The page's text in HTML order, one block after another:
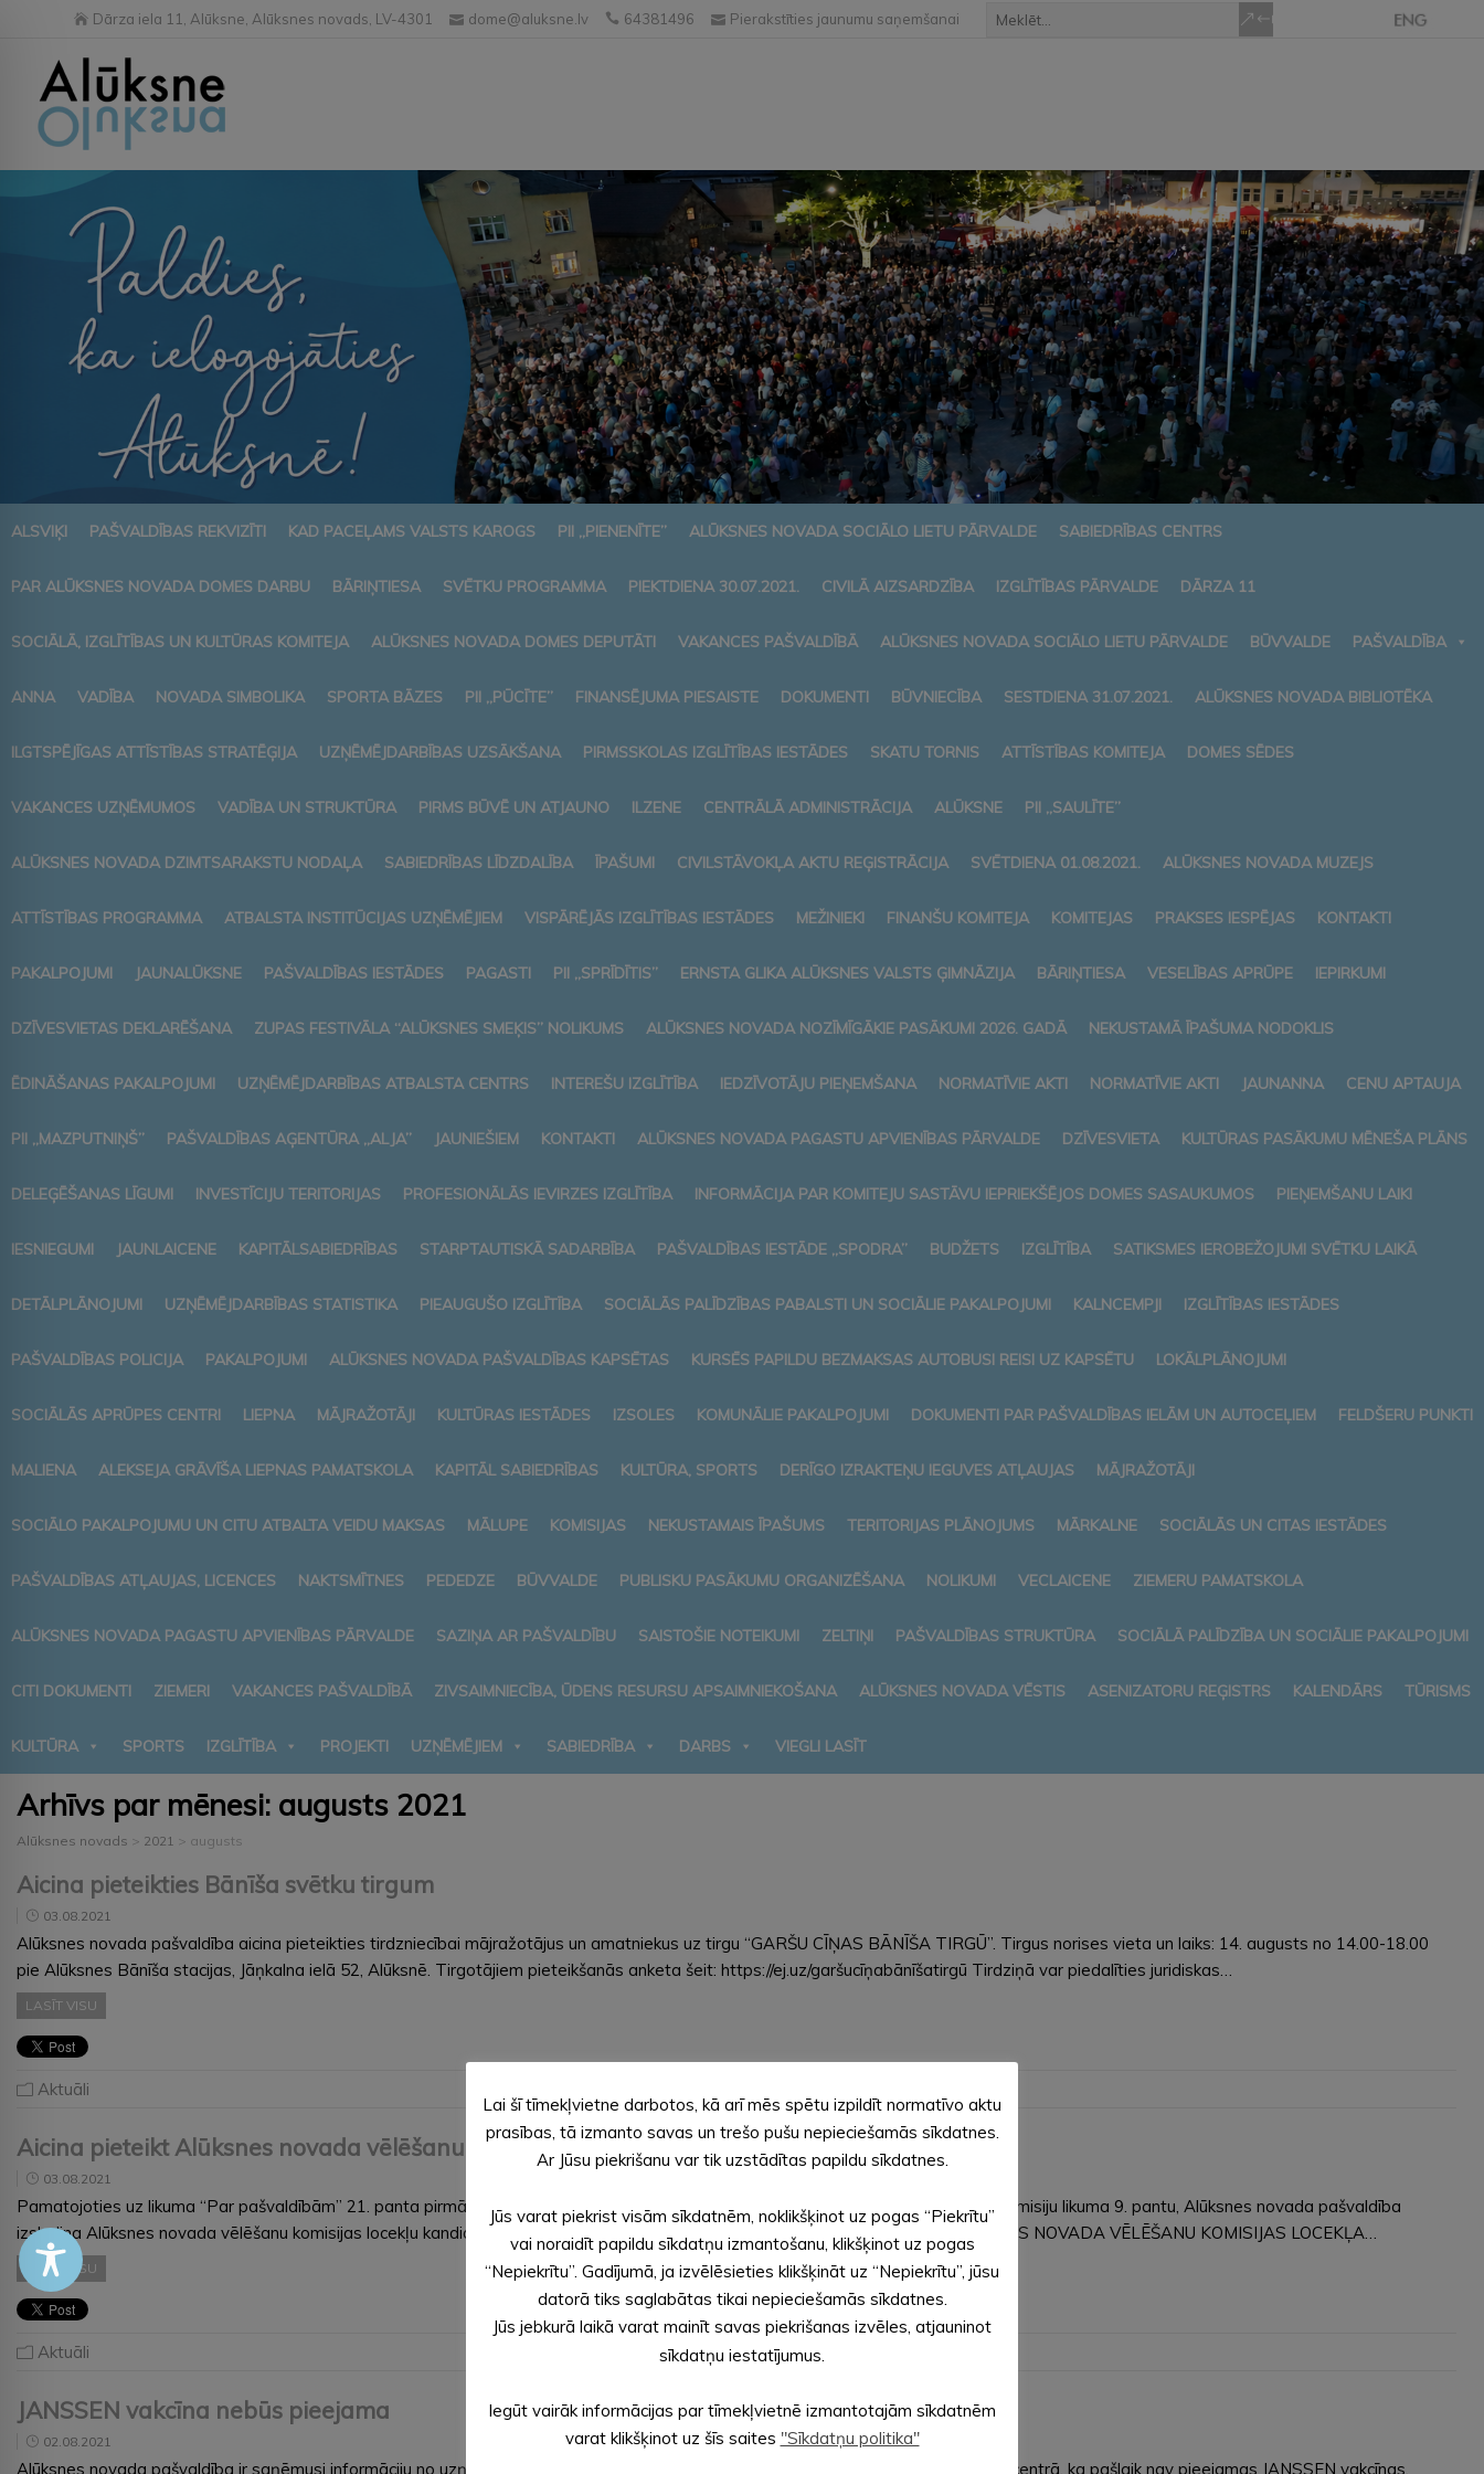
Dārza iela 11, Alūksne, Alūksnes novads, LV-4301 dome@aluksne.lv 64381496 Pierakstīties jaunumu saņemšanai
ALSVIĶI PAŠVALDĪBAS REKVIZĪTI KAD PACEĻAMS VALSTS KAROGS PII „PIENENĪTE” ALŪKSNES NOVADA SOCIĀLO LIETU PĀRVALDE SABIEDRĪBAS CENTRS
PAR ALŪKSNES NOVADA DOMES DARBU BĀRIŅTIESA SVĒTKU PROGRAMMA PIEKTDIENA 30.07.2021. CIVILĀ AIZSARDZĪBA IZGLĪTĪBAS PĀRVALDE DĀRZA 11
SOCIĀLĀ, IZGLĪTĪBAS UN KULTŪRAS KOMITEJA ALŪKSNES NOVADA DOMES DEPUTĀTI VAKANCES PAŠVALDĪBĀ ALŪKSNES NOVADA SOCIĀLO LIETU PĀRVALDE BŪVVALDE PAŠVALDĪBA
ANNA VADĪBA NOVADA SIMBOLIKA SPORTA BĀZES PII „PŪCĪTE” FINANSĒJUMA PIESAISTE DOKUMENTI BŪVNIECĪBA SESTDIENA 31.07.2021. ALŪKSNES NOVADA BIBLIOTĒKA
ILGTSPĒJĪGAS ATTĪSTĪBAS STRATĒĢIJA UZŅĒMĒJDARBĪBAS UZSĀKŠANA PIRMSSKOLAS IZGLĪTĪBAS IESTĀDES SKATU TORNIS ATTĪSTĪBAS KOMITEJA DOMES SĒDES
VAKANCES UZŅĒMUMOS VADĪBA UN STRUKTŪRA PIRMS BŪVĒ UN ATJAUNO ILZENE CENTRĀLĀ ADMINISTRĀCIJA ALŪKSNE PII „SAULĪTE”
ALŪKSNES NOVADA DZIMTSARAKSTU NODAĻA SABIEDRĪBAS LĪDZDALĪBA ĪPAŠUMI CIVILSTĀVOKĻA AKTU REĢISTRĀCIJA SVĒTDIENA 01.08.2021. ALŪKSNES NOVADA MUZEJS
ATTĪSTĪBAS PROGRAMMA ATBALSTA INSTITŪCIJAS UZŅĒMĒJIEM VISPĀRĒJĀS IZGLĪTĪBAS IESTĀDES MEŽINIEKI FINANŠU KOMITEJA KOMITEJAS PRAKSES IESPĒJAS KONTAKTI
PAKALPOJUMI JAUNALŪKSNE PAŠVALDĪBAS IESTĀDES PAGASTI PII „SPRĪDĪTIS” ERNSTA GLIKA ALŪKSNES VALSTS ĢIMNĀZIJA BĀRIŅTIESA VESELĪBAS APRŪPE IEPIRKUMI
DZĪVESVIETAS DEKLARĒŠANA ZUPAS FESTIVĀLA “ALŪKSNES SMEĶIS” NOLIKUMS ALŪKSNES NOVADA NOZĪMĪGĀKIE PASĀKUMI 2026. GADĀ NEKUSTAMĀ ĪPAŠUMA NODOKLIS
ĒDINĀŠANAS PAKALPOJUMI UZŅĒMĒJDARBĪBAS ATBALSTA CENTRS INTEREŠU IZGLĪTĪBA IEDZĪVOTĀJU PIEŅEMŠANA NORMATĪVIE AKTI NORMATĪVIE AKTI JAUNANNA CENU APTAUJA
PII „MAZPUTNIŅŠ” PAŠVALDĪBAS AĢENTŪRA „ALJA” JAUNIEŠIEM KONTAKTI ALŪKSNES NOVADA PAGASTU APVIENĪBAS PĀRVALDE DZĪVESVIETA KULTŪRAS PASĀKUMU MĒNEŠA PLĀNS
DELEĢĒŠANAS LĪGUMI INVESTĪCIJU TERITORIJAS PROFESIONĀLĀS IEVIRZES IZGLĪTĪBA INFORMĀCIJA PAR KOMITEJU SASTĀVU IEPRIEKŠĒJOS DOMES SASAUKUMOS PIEŅEMŠANU LAIKI
IESNIEGUMI JAUNLAICENE KAPITĀLSABIEDRĪBAS STARPTAUTISKĀ SADARBĪBA PAŠVALDĪBAS IESTĀDE „SPODRA” BUDŽETS IZGLĪTĪBA SATIKSMES IEROBEŽOJUMI SVĒTKU LAIKĀ
DETĀLPLĀNOJUMI UZŅĒMĒJDARBĪBAS STATISTIKA PIEAUGUŠO IZGLĪTĪBA SOCIĀLĀS PALĪDZĪBAS PABALSTI UN SOCIĀLIE PAKALPOJUMI KALNCEMPJI IZGLĪTĪBAS IESTĀDES
PAŠVALDĪBAS POLICIJA PAKALPOJUMI ALŪKSNES NOVADA PAŠVALDĪBAS KAPSĒTAS KURSĒS PAPILDU BEZMAKSAS AUTOBUSI REISI UZ KAPSĒTU LOKĀLPLĀNOJUMI
SOCIĀLĀS APRŪPES CENTRI LIEPNA MĀJRAŽOTĀJI KULTŪRAS IESTĀDES IZSOLES KOMUNĀLIE PAKALPOJUMI DOKUMENTI PAR PAŠVALDĪBAS IELĀM UN AUTOCEĻIEM FELDŠERU PUNKTI
MALIENA ALEKSEJA GRĀVĪŠA LIEPNAS PAMATSKOLA KAPITĀL SABIEDRĪBAS KULTŪRA, SPORTS DERĪGO IZRAKTEŅU IEGUVES ATĻAUJAS MĀJRAŽOTĀJI
SOCIĀLO PAKALPOJUMU UN CITU ATBALTA VEIDU MAKSAS MĀLUPE KOMISIJAS NEKUSTAMAIS ĪPAŠUMS TERITORIJAS PLĀNOJUMS MĀRKALNE SOCIĀLĀS UN CITAS IESTĀDES
PAŠVALDĪBAS ATĻAUJAS, LICENCES NAKTSMĪTNES PEDEDZE BŪVVALDE PUBLISKU PASĀKUMU ORGANIZĒŠANA NOLIKUMI VECLAICENE ZIEMERU PAMATSKOLA
ALŪKSNES NOVADA PAGASTU APVIENĪBAS PĀRVALDE SAZIŅA AR PAŠVALDĪBU SAISTOŠIE NOTEIKUMI ZELTIŅI PAŠVALDĪBAS STRUKTŪRA SOCIĀLĀ PALĪDZĪBA UN SOCIĀLIE PAKALPOJUMI
CITI DOKUMENTI ZIEMERI VAKANCES PAŠVALDĪBĀ ZIVSAIMNIECĪBA, ŪDENS RESURSU APSAIMNIEKOŠANA ALŪKSNES NOVADA VĒSTIS ASENIZATORU REĢISTRS KALENDĀRS TŪRISMS
KULTŪRA SPORTS IZGLĪTĪBA PROJEKTI UZŅĒMĒJIEM SABIEDRĪBA DARBS VIEGLI LASĪT
Arhīvs par mēnesi: augusts 2021
Alūksnes novads > 2021 > augusts
Aicina pieteikties Bānīša svētku tirgum
03.08.2021
Alūksnes novada pašvaldība aicina pieteikties tirdzniecībai mājražotājus un amatniekus uz tirgu “GARŠU CĪŅAS BĀNĪŠA TIRGŪ”. Tirgus norises vieta un laiks: 14. augusts no 14.00-18.00
pie Alūksnes Bānīša stacijas, Jāņkalna ielā 52, Alūksnē. Tirgotājiem pieteikšanās anketa šeit: https://ej.uz/garšucīņabānīšatirgū Tirdziņā var piedalīties juridiskas…
LASĪT VISU
Aktuāli
Aicina pieteikt Alūksnes novada vēlēšanu komisijas locekļu kandidātus
03.08.2021
Pamatojoties uz likuma “Par pašvaldībām” 21. panta pirmās daļas 27.punktu, Pašvaldības vēlēšanu komisiju un vēlēšanu iecirkņu komisiju likuma 9. pantu, Alūksnes novada pašvaldība
izsludina Alūksnes novada vēlēšanu komisijas locekļu kandidātu pieteikšanas termiņu no 2021. gada 2. līdz 18. augustam. ALŪKSNES NOVADA VĒLĒŠANU KOMISIJAS LOCEKĻA…
LASĪT VISU
Aktuāli
JANSSEN vakcīna nebūs pieejama
02.08.2021
Alūksnes novada pašvaldība ir saņēmusi informāciju no uzņēmuma, kas nodrošina vakcināciju pret COVID-19 Alūksnes vakcinācijas centrā, ka pašlaik nav pieejamas JANSSEN vakcīnas.
Lai šī tīmekļvietne darbotos, kā arī mēs spētu izpildīt normatīvo aktu
prasības, tā izmanto savas un trešo pušu nepieciešamās sīkdatnes.
Ar Jūsu piekrišanu var tik uzstādītas papildu sīkdatnes.
Jūs varat piekrist visām sīkdatnēm, noklikšķinot uz pogas “Piekrītu”
vai noraidīt papildu sīkdatņu izmantošanu, klikšķinot uz pogas
“Nepiekrītu”. Gadījumā, ja izvēlēsieties klikšķināt uz “Nepiekrītu”, jūsu
datorā tiks saglabātas tikai nepieciešamās sīkdatnes.
Jūs jebkurā laikā varat mainīt savas piekrišanas izvēles, atjauninot
sīkdatņu iestatījumus.
Iegūt vairāk informācijas par tīmekļvietnē izmantotajām sīkdatnēm
varat klikšķinot uz šīs saites "Sīkdatņu politika"